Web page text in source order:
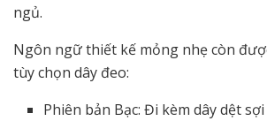
ngủ.
Ngôn ngữ thiết kế mỏng nhẹ còn
tùy chọn dây đeo:
Phiên bản Bạc: Đi kèm dây dệt